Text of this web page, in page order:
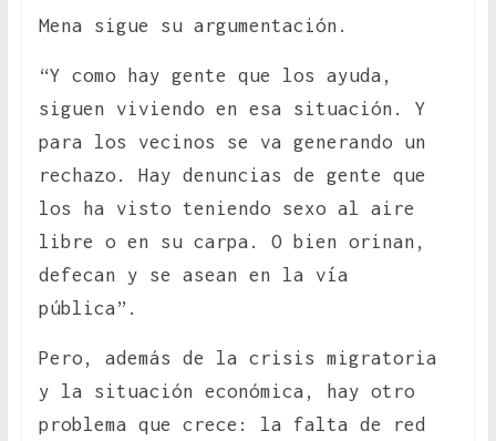
Mena sigue su argumentación.
“Y como hay gente que los ayuda,
siguen viviendo en esa situación. Y
para los vecinos se va generando un
rechazo. Hay denuncias de gente que
los ha visto teniendo sexo al aire
libre o en su carpa. O bien orinan,
defecan y se asean en la vía
pública”.
Pero, además de la crisis migratoria
y la situación económica, hay otro
problema que crece: la falta de red